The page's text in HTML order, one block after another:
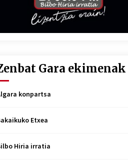
Gara ekimenak
konpartsa
Etxea
Hiria irratia